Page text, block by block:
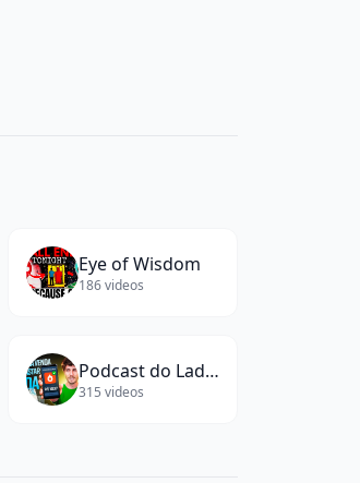
Eye of Wisdom
186videos
Podcast do Ladeira
315 videos